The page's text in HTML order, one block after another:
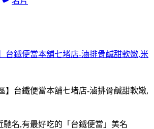
台鐵便當本舖七堵店-滷排骨鹹甜軟嫩,米
馳名,有最好吃的「台鐵便當」美名